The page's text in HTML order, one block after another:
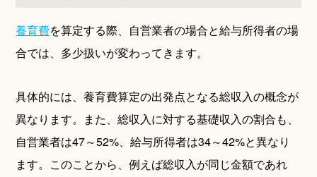
養育費を算定する際、自営業者の場合と給与所得者の場
合では、多少扱いが変わってきます。
具体的には、養育費算定の出発点となる総収入の概念が
異なります。また、総収入に対する基礎収入の割合も、
自営業者は47～52%、給与所得者は34～42%と異なり
ます。このことから、例えば総収入が同じ金額であれ